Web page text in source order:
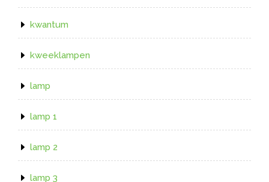
kwantum
kweeklampen
lamp
lamp 1
lamp 2
lamp 3